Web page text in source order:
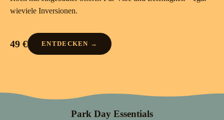
wieviele Inversionen.
49 € ENTDECKEN →
Park Day Essentials